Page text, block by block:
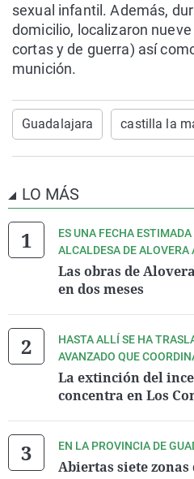
sexual infantil. Además,
domicilio, localizaron
cortas y de guerra) así
munición.
Guadalajara castilla la
LO MÁS
ES UNA FECHA
ALCALDESA DE ALOVERA
Las obras de
en dos meses
HASTA ALLÍ SE HA
AVANZADO QUE
La extinción del
concentra en Los
EN LA PROVINCIA DE
Abiertas siete zonas